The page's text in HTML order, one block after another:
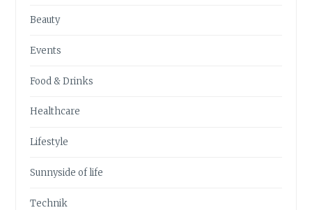
Beauty
Events
Food & Drinks
Healthcare
Lifestyle
Sunnyside of life
Technik